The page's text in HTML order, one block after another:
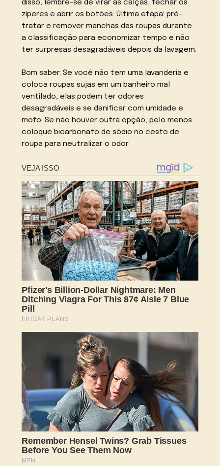
disso, lembre-se de virar as calças, fechar os
zíperes e abrir os botões. Última etapa: pré-
tratar e remover manchas das roupas durante
a classificação para economizar tempo e não
ter surpresas desagradáveis depois da lavagem.
Bom saber: Se você não tem uma lavanderia e
coloca roupas sujas em um banheiro mal
ventilado, elas podem ter odores
desagradáveis e se danificar com umidade e
mofo. Se não houver outra opção, pelo menos
coloque bicarbonato de sódio no cesto de
roupa para neutralizar o odor.